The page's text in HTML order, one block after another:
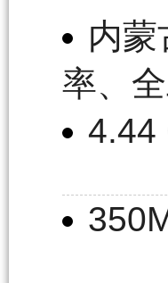
内蒙
率、
4.44